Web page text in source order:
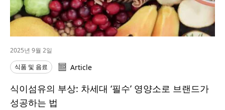
2025년 9월 2일
식품 및 음료
Article
식이섬유의 부상: 차세대 ‘필수’ 영양소로 브랜드가
성공하는 법